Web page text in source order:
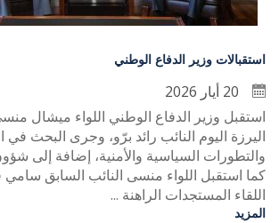
استقبالات وزير الدفاع الوطني
استقبل وزير الدفاع الوطني اللواء ميشال
اليرزة اليوم النائب رائد برّو، وجرى البحث في
والتطورات السياسية والأمنية، إضافة إلى
كما استقبل اللواء منسى النائب السابق سامي
اللقاء المستجدات الراهنة ...
المزيد